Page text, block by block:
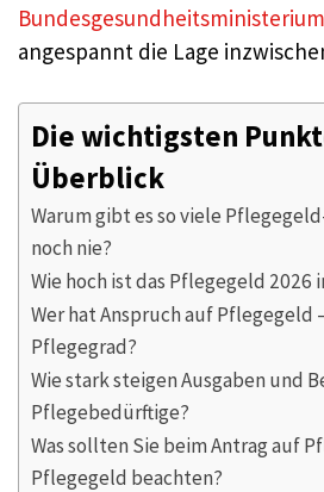
angespannt die Lage
Die wichtigsten
Überblick
Warum gibt es so viele
noch nie?
Wie hoch ist das Pflegegeld 2026
Wer hat Anspruch auf Pflegegeld
Pflegegrad?
Wie stark steigen Ausgaben und
Pflegebedürftige?
Was sollten Sie beim Antrag auf
Pflegegeld beachten?